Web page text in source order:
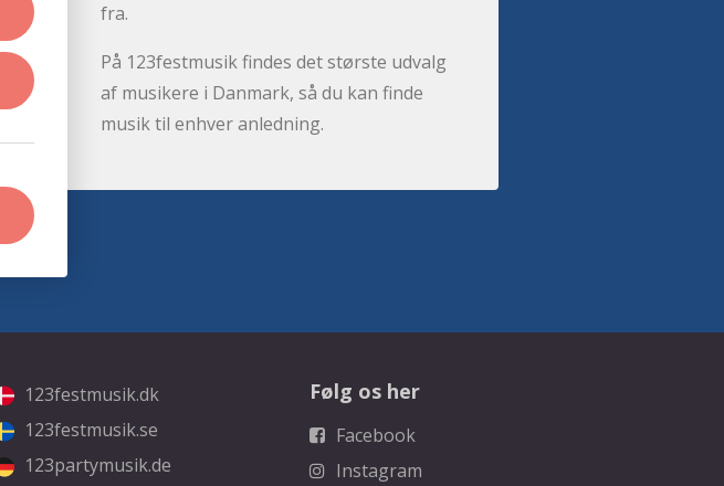
fra.
På 123festmusik findes det største udvalg
af musikere i Danmark, så du kan finde
musik til enhver anledning.
123festmusik.dk
123festmusik.se
123partymusik.de
Følg os her
Facebook
Instagram